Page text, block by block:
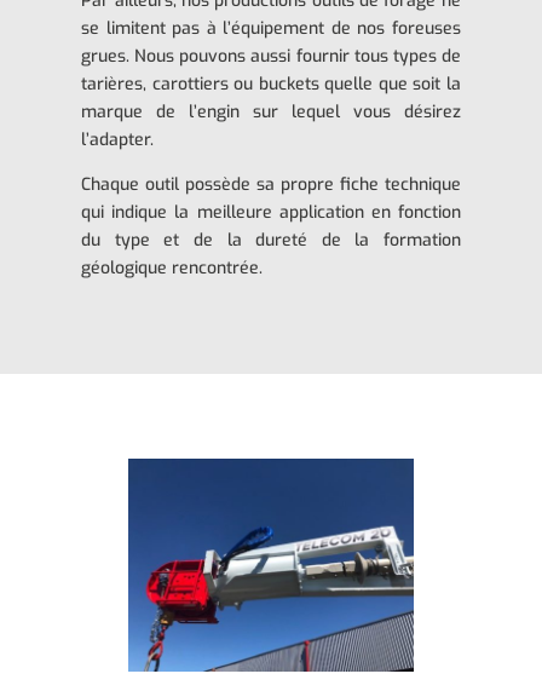
se limitent pas à l’équipement de nos foreuses
grues. Nous pouvons aussi fournir tous types de
tarières, carottiers ou buckets quelle que soit la
marque de l’engin sur lequel vous désirez
l’adapter.
Chaque outil possède sa propre fiche technique
qui indique la meilleure application en fonction
du type et de la dureté de la formation
géologique rencontrée.